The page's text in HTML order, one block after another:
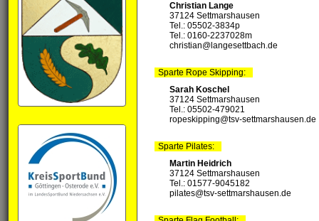
Christian Lange
37124 Settmarshausen
Tel.: 05502-3834p
Tel.: 0160-2237028‬m
christian@langesettbach.de
Sparte Rope Skipping:
Sarah Koschel
37124 Settmarshausen
Tel.: 05502-479021
ropeskipping@tsv-settmarshausen.de
Sparte Pilates:
Martin Heidrich
37124 Settmarshausen
Tel.: 01577-9045182
pilates@tsv-settmarshausen.de